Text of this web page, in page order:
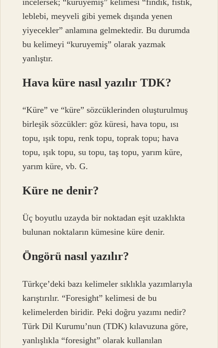
leblebi, meyveli gibi yemek dışında yenen
yiyecekler” anlamına gelmektedir. Bu durumda
bu kelimeyi “kuruyemiş” olarak yazmak
yanlıştır.
Hava küre nasıl yazılır TDK?
“Küre” ve “küre” sözcüklerinden oluşturulmuş
birleşik sözcükler: göz küresi, hava topu, ısı
topu, ışık topu, renk topu, toprak topu; hava
topu, ışık topu, su topu, taş topu, yarım küre,
yarım küre, vb. G.
Küre ne denir?
Üç boyutlu uzayda bir noktadan eşit uzaklıkta
bulunan noktaların kümesine küre denir.
Öngörü nasıl yazılır?
Türkçe’deki bazı kelimeler sıklıkla yazımlarıyla
karıştırılır. “Foresight” kelimesi de bu
kelimelerden biridir. Peki doğru yazımı nedir?
Türk Dil Kurumu’nun (TDK) kılavuzuna göre,
yanlışlıkla “foresight” olarak kullanılan